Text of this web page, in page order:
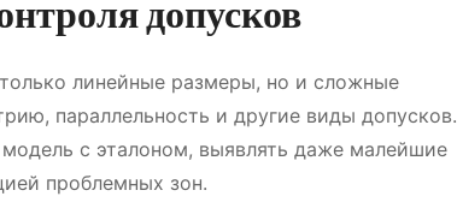
допусков
линейные размеры, но и сложные
параллельность и другие виды допусков.
с эталоном, выявлять даже малейшие
проблемных зон.